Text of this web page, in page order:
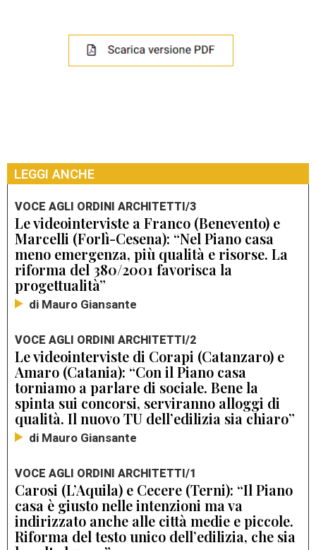
LEGGI ANCHE
VOCE AGLI ORDINI ARCHITETTI/3
Le videointerviste a Franco (Benevento) e
Marcelli (Forlì-Cesena): “Nel Piano casa
meno emergenza, più qualità e risorse. La
riforma del 380/2001 favorisca la
progettualità”
di Mauro Giansante
VOCE AGLI ORDINI ARCHITETTI/2
Le videointerviste di Corapi (Catanzaro) e
Amaro (Catania): “Con il Piano casa
torniamo a parlare di sociale. Bene la
spinta sui concorsi, serviranno alloggi di
qualità. Il nuovo TU dell’edilizia sia chiaro”
di Mauro Giansante
VOCE AGLI ORDINI ARCHITETTI/1
Carosi (L’Aquila) e Cecere (Terni): “Il Piano
casa è giusto nelle intenzioni ma va
indirizzato anche alle città medie e piccole.
Riforma del testo unico dell’edilizia, che sia